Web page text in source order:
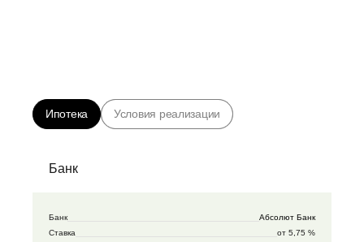
Ипотека Условия реализации
Банк
Банк
Абсолют Банк
Ставка
от 5,75 %